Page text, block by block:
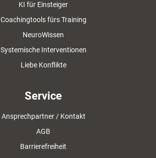
KI für Einsteiger
Coachingtools fürs Training
NeuroWissen
Systemische Interventionen
Liebe Konflikte
Service
Ansprechpartner / Kontakt
AGB
Barrierefreiheit